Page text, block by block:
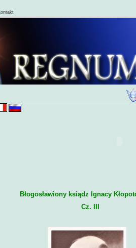
Błogosławiony ksiądz Ignacy
Cz. III